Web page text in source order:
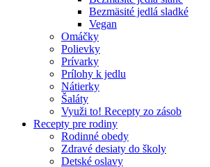
Bezmäsité jedlá sladké
Vegan
Omáčky
Polievky
Prívarky
Prílohy k jedlu
Nátierky
Šaláty
Využi to! Recepty zo zásob
Recepty pre rodiny
Rodinné obedy
Zdravé desiaty do školy
Detské oslavy